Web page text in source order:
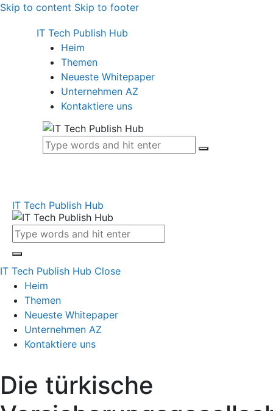
Skip to content Skip to footer
IT Tech Publish Hub
Heim
Themen
Neueste Whitepaper
Unternehmen AZ
Kontaktiere uns
IT Tech Publish Hub
IT Tech Publish Hub Close
Heim
Themen
Neueste Whitepaper
Unternehmen AZ
Kontaktiere uns
Die türkische